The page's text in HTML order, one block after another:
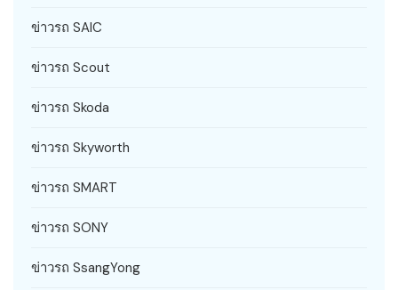
ข่าวรถ SAIC
ข่าวรถ Scout
ข่าวรถ Skoda
ข่าวรถ Skyworth
ข่าวรถ SMART
ข่าวรถ SONY
ข่าวรถ SsangYong